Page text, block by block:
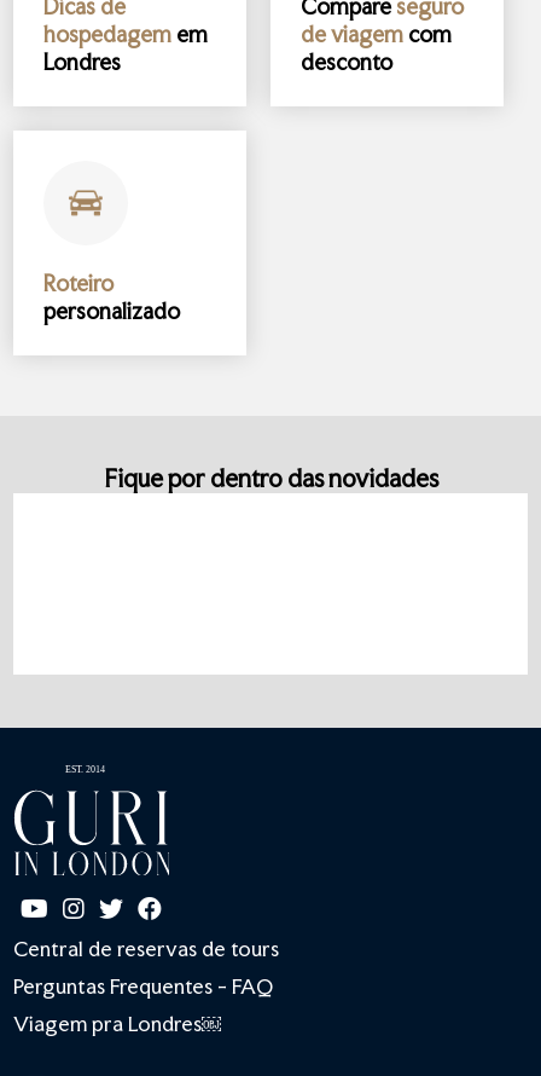
Dicas de
hospedagem em
Londres
Compareseguro
de viagem com
desconto
Roteiro
personalizado
Fique por dentro das novidades
Central de reservas de tours
Perguntas Frequentes - FAQ
Viagem pra Londres￼